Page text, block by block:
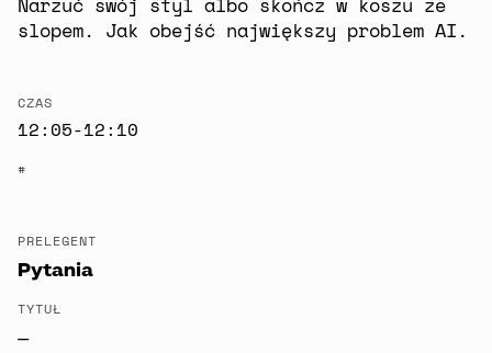
slopem. Jak obejść największy problem AI.
CZAS
12:05-12:10
#
PRELEGENT
Pytania
TYTUŁ
—